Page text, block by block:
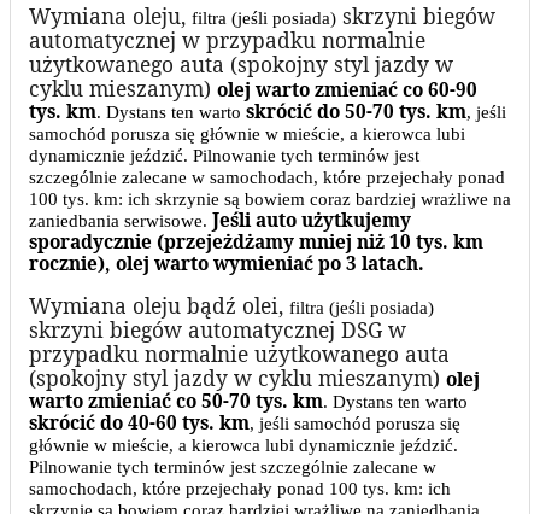
Wymiana oleju, filtra (jeśli posiada) skrzyni biegów
automatycznej w przypadku normalnie
użytkowanego auta (spokojny styl jazdy w
cyklu mieszanym) olej warto zmieniać co 60-90
tys. km. Dystans ten warto skrócić do 50-70 tys. km, jeśli
samochód porusza się głównie w mieście, a kierowca lubi
dynamicznie jeździć. Pilnowanie tych terminów jest
szczególnie zalecane w samochodach, które przejechały ponad
100 tys. km: ich skrzynie są bowiem coraz bardziej wrażliwe na
zaniedbania serwisowe. Jeśli auto użytkujemy
sporadycznie (przejeżdżamy mniej niż 10 tys. km
rocznie), olej warto wymieniać po 3 latach.
Wymiana oleju bądź olei, filtra (jeśli posiada)
skrzyni biegów automatycznej DSG w
przypadku normalnie użytkowanego auta
(spokojny styl jazdy w cyklu mieszanym) olej
warto zmieniać co 50-70 tys. km. Dystans ten warto
skrócić do 40-60 tys. km, jeśli samochód porusza się
głównie w mieście, a kierowca lubi dynamicznie jeździć.
Pilnowanie tych terminów jest szczególnie zalecane w
samochodach, które przejechały ponad 100 tys. km: ich